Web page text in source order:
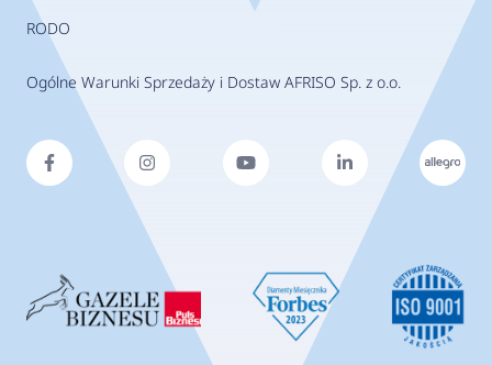
RODO
Ogólne Warunki Sprzedaży i Dostaw AFRISO Sp. z o.o.